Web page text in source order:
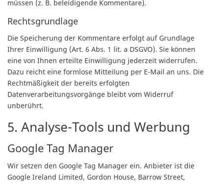
müssen (z. B. beleidigende Kommentare).
Rechtsgrundlage
Die Speicherung der Kommentare erfolgt auf Grundlage
Ihrer Einwilligung (Art. 6 Abs. 1 lit. a DSGVO). Sie können
eine von Ihnen erteilte Einwilligung jederzeit widerrufen.
Dazu reicht eine formlose Mitteilung per E-Mail an uns. Die
Rechtmäßigkeit der bereits erfolgten
Datenverarbeitungsvorgänge bleibt vom Widerruf
unberührt.
5. Analyse-Tools und Werbung
Google Tag Manager
Wir setzen den Google Tag Manager ein. Anbieter ist die
Google Ireland Limited, Gordon House, Barrow Street,